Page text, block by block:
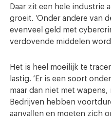
Daar zit een hele industrie
groeit. ‘Onder andere van
evenveel geld met
verdovende middelen
Het is heel moeilijk te
lastig. ‘Er is een soort
maar dan niet met wapens,
Bedrijven hebben
aanvallen en moeten zich